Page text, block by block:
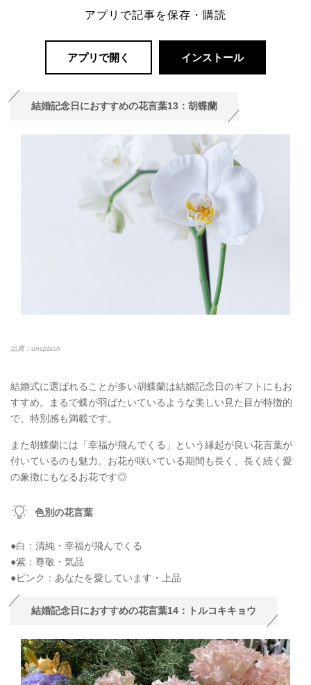
アプリで記事を保存・購読
アプリで開く インストール
結婚記念日におすすめの花言葉13：胡蝶蘭
出典：unsplash
結婚式に選ばれることが多い胡蝶蘭は結婚記念日のギフトにもお
すすめ。まるで蝶が羽ばたいているような美しい見た目が特徴的
で、特別感も満載です。
また胡蝶蘭には「幸福が飛んでくる」という縁起が良い花言葉が
付いているのも魅力。お花が咲いている期間も長く、長く続く愛
の象徴にもなるお花です◎
色別の花言葉
●白：清純・幸福が飛んでくる
●紫：尊敬・気品
●ピンク：あなたを愛しています・上品
結婚記念日におすすめの花言葉14：トルコキキョウ